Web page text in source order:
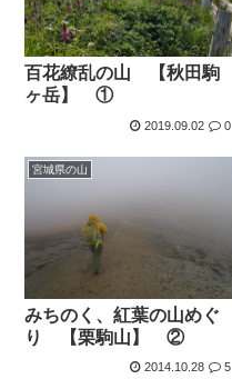
百花繚乱の山 【秋田駒
ヶ岳】 ①
2019.09.02 0
宮城県の山
みちのく、紅葉の山めぐ
り 【栗駒山】 ②
2014.10.28 5